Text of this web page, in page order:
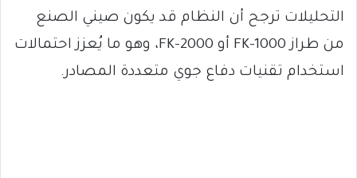
التحليلات ترجح أن النظام قد يكون صيني الصنع
من طراز FK-1000 أو FK-2000، وهو ما يُعزز احتمالات
استخدام تقنيات دفاع جوي متعددة المصادر.